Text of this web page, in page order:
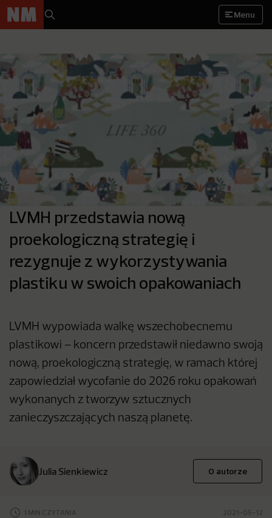
Menu
LVMH przedstawia nową
proekologiczną strategię i
rezygnuje z wykorzystywania
plastiku w swoich opakowaniach
LVMH wypowiada walkę wszechobecnemu
plastikowi – koncern przedstawił niedawno swoją
nową, proekologiczną strategię, w ramach której
zapowiedział wycofanie do 2026 roku opakowań
wykonanych z tworzyw sztucznych
zanieczyszczających naszą planetę.
Julia Sienkiewicz O autorze
1 MIN CZYTANIA 2021-05-12